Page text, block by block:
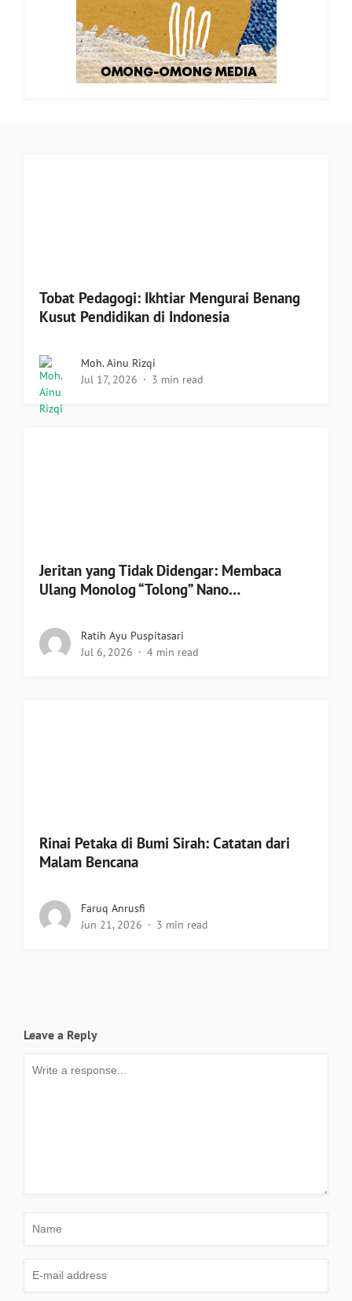
Tobat Pedagogi: Ikhtiar Mengurai Benang
Kusut Pendidikan di Indonesia
Moh. Ainu Rizqi
Jul 17, 2026
3 min read
Jeritan yang Tidak Didengar: Membaca
Ulang Monolog “Tolong” Nano…
Ratih Ayu Puspitasari
Jul 6, 2026
4 min read
Rinai Petaka di Bumi Sirah: Catatan dari
Malam Bencana
Faruq Anrusfi
Jun 21, 2026
3 min read
Leave a Reply